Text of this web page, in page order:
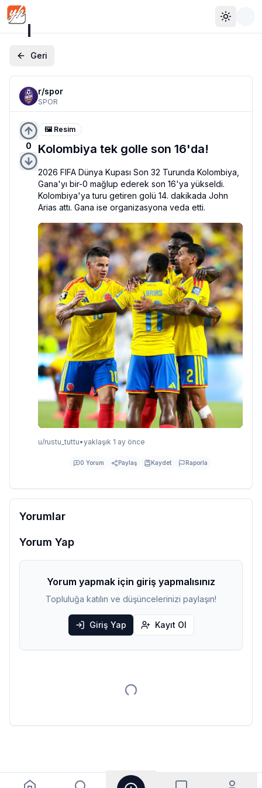
Toggle
Geri
r/spor
SPOR
0
🖼️ Resim
Kolombiya tek golle son 16'da!
2026 FIFA Dünya Kupası Son 32 Turunda Kolombiya,
Gana'yı bir-0 mağlup ederek son 16'ya yükseldi.
Kolombiya'ya turu getiren golü 14. dakikada John
Arias attı. Gana ise organizasyona veda etti.
u/rustu_tuttu•yaklaşık 1 ay önce
0 Yorum Paylaş Kaydet Raporla
Yorumlar
Yorum Yap
Yorum yapmak için giriş yapmalısınız
Topluluğa katılın ve düşüncelerinizi paylaşın!
Giriş Yap Kayıt Ol